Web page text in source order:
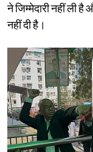
ने जिम्मेदारी नहीं ली
नहीं दी है।